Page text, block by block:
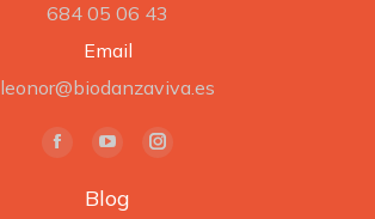
684 05 06 43
Email
leonor@biodanzaviva.es
FacebookYouTube
Blog